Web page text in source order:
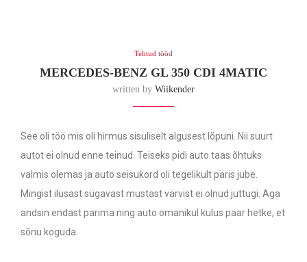
Tehtud tööd
MERCEDES-BENZ GL 350 CDI 4MATIC
written by Wiikender
See oli töö mis oli hirmus sisuliselt algusest lõpuni. Nii suurt
autot ei olnud enne teinud. Teiseks pidi auto taas õhtuks
valmis olemas ja auto seisukord oli tegelikult päris jube.
Mingist ilusast sügavast mustast värvist ei olnud juttugi. Aga
andsin endast parima ning auto omanikul kulus paar hetke, et
sõnu koguda.